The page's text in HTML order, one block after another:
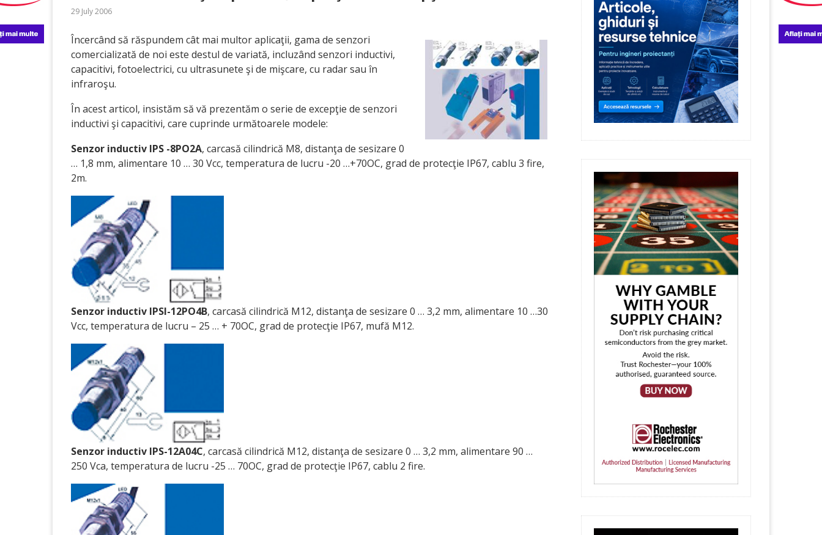
29 July 2006
Încercând să răspundem cât mai multor aplicaţii, gama de senzori
comercializată de noi este destul de variată, incluzând senzori inductivi,
capacitivi, fotoelectrici, cu ultrasunete şi de mişcare, cu radar sau în
infraroşu.
În acest articol, insistăm să vă prezentăm o serie de excepţie de senzori
inductivi şi capacitivi, care cuprinde următoarele modele:
Senzor inductiv IPS -8PO2A, carcasă cilindrică M8, distanţa de sesizare 0
… 1,8 mm, alimentare 10 … 30 Vcc, temperatura de lucru -20 …+70OC, grad de protecţie IP67, cablu 3 fire,
2m.
Senzor inductiv IPSI-12PO4B, carcasă cilindrică M12, distanţa de sesizare 0 … 3,2 mm, alimentare 10 …30
Vcc, temperatura de lucru – 25 … + 70OC, grad de protecţie IP67, mufă M12.
Senzor inductiv IPS-12A04C, carcasă cilindrică M12, distanţa de sesizare 0 … 3,2 mm, alimentare 90 …
250 Vca, temperatura de lucru -25 … 70OC, grad de protecţie IP67, cablu 2 fire.